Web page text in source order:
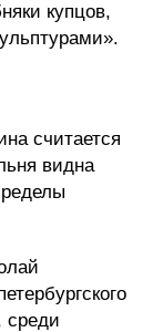
купцов,
считается
видна
среди